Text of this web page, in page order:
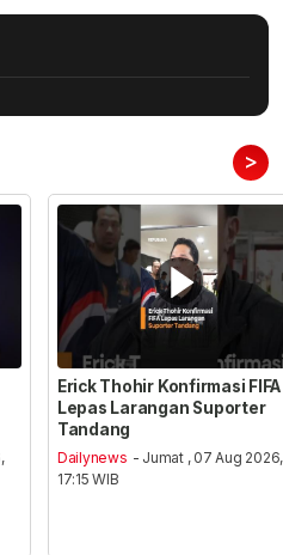
>
Erick Thohir Konfirmasi FIFA
Lepas Larangan Suporter
Tandang
Dailynews - Jumat , 07 Aug 2026,
17:15 WIB